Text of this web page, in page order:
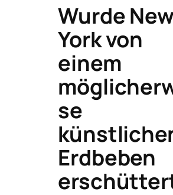
Wurde New
York von
einem
se
Erdbeben